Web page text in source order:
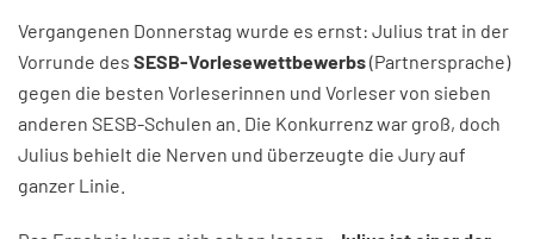
Vergangenen Donnerstag wurde es ernst: Julius trat in der
Vorrunde des SESB-Vorlesewettbewerbs(Partnersprache)
gegen die besten Vorleserinnen und Vorleser von sieben
anderen SESB-Schulen an. Die Konkurrenz war groß, doch
Julius behielt die Nerven und überzeugte die Jury auf
ganzer Linie.